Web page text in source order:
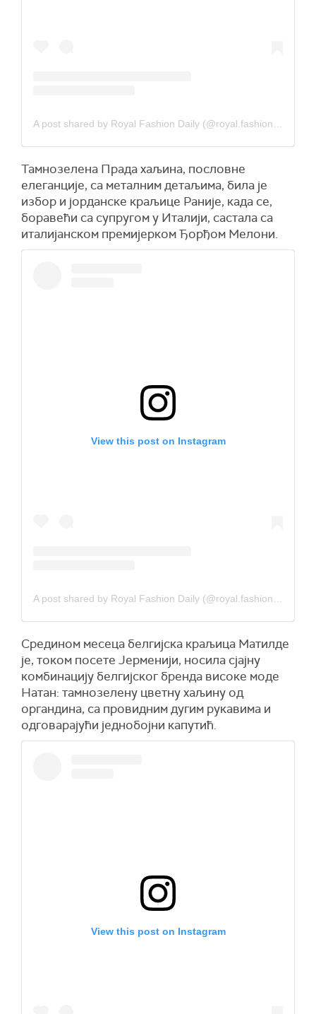
Тамнозелена Прада хаљина, пословне
елеганције, са металним детаљима, била је
избор и јорданске краљице Раније, када се,
боравећи са супругом у Италији, састала са
италијанском премијерком Ђорђом Мелони.
View this post on Instagram
Средином месеца белгијска краљица Матилде
је, током посете Јерменији, носила сјајну
комбинацију белгијског бренда високе моде
Натан: тамнозелену цветну хаљину од
органдина, са провидним дугим рукавима и
одговарајући једнобојни капутић.
View this post on Instagram